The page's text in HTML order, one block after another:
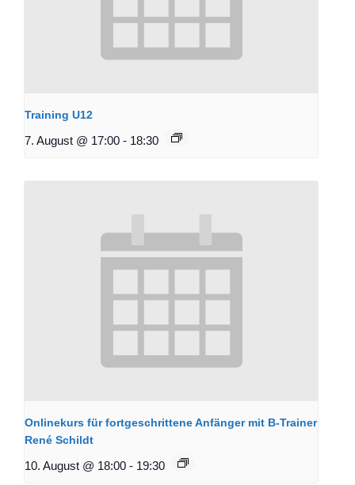
Training U12
7. August @ 17:00 - 18:30
Onlinekurs für fortgeschrittene Anfänger mit B-Trainer
René Schildt
10. August @ 18:00 - 19:30